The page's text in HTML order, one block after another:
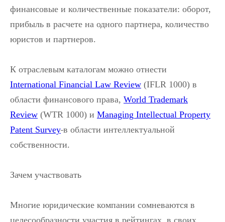
финансовые и количественные показатели: оборот,
прибыль в расчете на одного партнера, количество
юристов и партнеров.
К отраслевым каталогам можно отнести
International Financial Law Review (IFLR 1000) в
области финансового права, World Trademark
Review (WTR 1000) и Managing Intellectual Property
Patent Survey в области интеллектуальной
собственности.
Зачем участвовать
Многие юридические компании сомневаются в